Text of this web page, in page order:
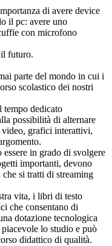
di avere device
il pc: avere uno
con microfono
il futuro.
parte del mondo in cui i
scolastico dei nostri
tempo dedicato
possibilità di alternare
video, grafici interattivi,
in grado di svolgere
importanti, devono
si tratti di streaming
vita, i libri di testo
che consentano di
dotazione tecnologica
lo studio e può
didattico di qualità.